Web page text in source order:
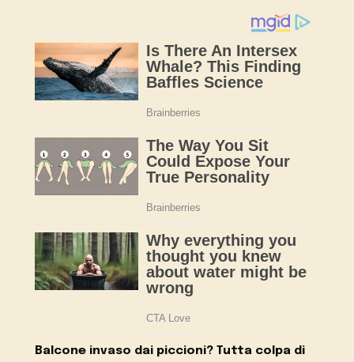
Balcone invaso dai piccioni? Tutta colpa di